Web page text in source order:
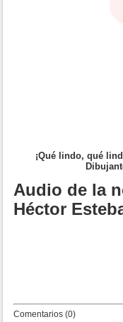
¡Qué lindo, qué
Audio de la
Héctor
Comentarios (0)